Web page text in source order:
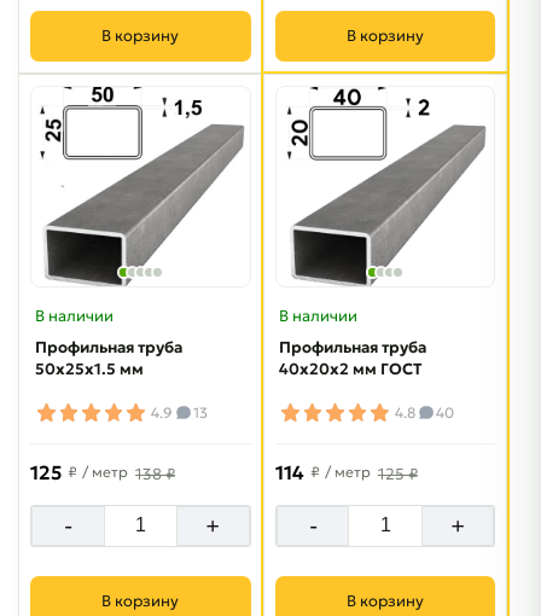
В корзину В корзину
В наличии
Профильная труба
50х25х1.5 мм
4.9 13
125 ₽ / метр 138 ₽
- +
В корзину
В наличии
Профильная труба
40х20х2 мм ГОСТ
4.8 40
114 ₽ / метр 125 ₽
- +
В корзину